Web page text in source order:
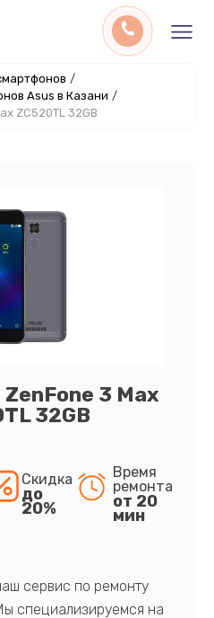
/
Asus в Казани /
ZC520TL 32GB
3 Max
32GB
Скидка
до
20%
Время
ремонта
от 20
мин
сервис по ремонту
специализируемся на